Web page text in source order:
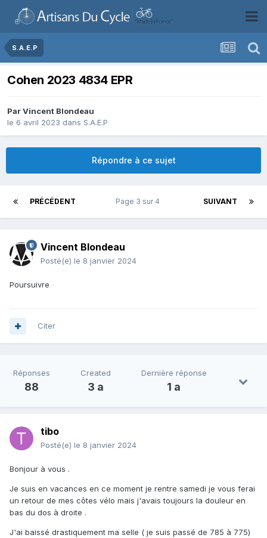
S.A.E.P
Cohen 2023 4834 EPR
ParVincent Blondeau
le 6 avril 2023 dans S.A.E.P
Répondre à ce sujet
PRÉCÉDENT SUIVANT
Page 3 sur 4
Vincent Blondeau
Posté(e) le 8 janvier 2024
Poursuivre
Citer
Réponses
88
Created
3 a
Dernière réponse
1 a
tibo
Posté(e) le 8 janvier 2024
Bonjour à vous .
Je suis en vacances en ce moment je rentre samedi je vous ferai
un retour de mes côtes vélo mais j'avais toujours la douleur en
bas du dos à droite .
J'ai baissé drastiquement ma selle ( je suis passé de 785 à 775)